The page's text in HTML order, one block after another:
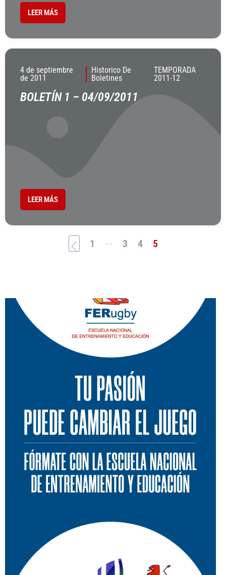
LEER MÁS
4 de septiembre
de 2011
Historico De
Boletines
TEMPORADA
2011-12
BOLETÍN 1 – 04/09/2011
LEER MÁS
1 ... 3 4 5